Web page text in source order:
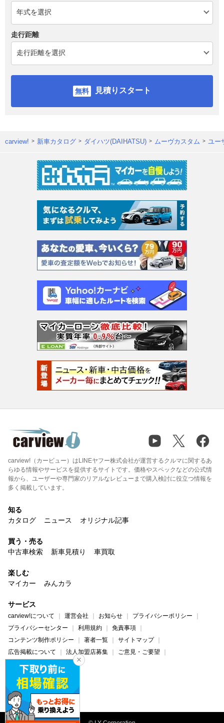
走行距離
見積りスタート
carview! 新車カタログ ダイハツ(DAIHATSU) ムーヴカスタム ユー
carview!（カービュー）はLINEヤフー株式会社が運営するクルマに関するあ
らゆる情報やサービスを提供するサイトです。価格やスペックなどの公式情
報から、ユーザーや専門家のリアルなレビューまで購入検討に役立つ情報を
多く掲載しています。
知る
カタログ
ニュース オリジナル記事
買う・売る
中古車検索
新車見積り 車買取
楽しむ
マイカー
みんカラ
サービス
carview!について 運営会社 お知らせ
プライバシーポリシー
プライバシーセンター
利用規約
免責事項
コンテンツ制作ポリシー
著者一覧
サイトマップ
広告掲載について
法人加盟店募集
ご意見・ご要望
ヘルプ・お問い合わせ
carview! Yahoo! JAPAN